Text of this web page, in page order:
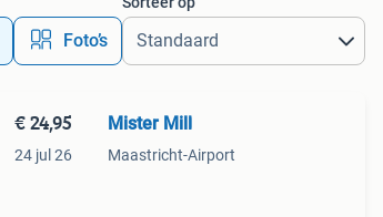
Foto’s
€ 24,95
24 jul 26
Mister Mill
Maastricht-Airport